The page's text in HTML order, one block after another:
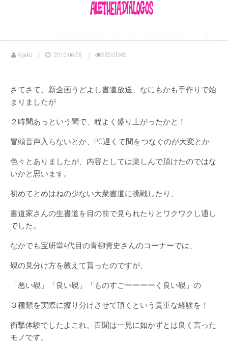
Ayako 2010-06-28 282VIEWS
さてさて、新企画うどよし書道放送、なにもかも手作りで始
まりましたが
２時間あっという間で、程よく盛り上がったかと！
冒頭音声入らないとか、PC遅くて間をつなぐのが大変とか
色々とありましたが、内容としては楽しんで頂けたのではな
いかと思います。
初めてとめはねの少ない大衆書道に挑戦したり、
書道家さんの生書道を目の前で見られたりとワクワクし通し
でした。
なかでも宝研堂4代目の青柳貴史さんのコーナーでは、
硯の見分け方を教えて貰ったのですが、
「悪い硯」「良い硯」「ものすごーーーーく良い硯」の
３種類を実際に擦り分けさせて頂くという貴重な経験を！
衝撃体験でしたよこれ。百聞は一見に如かずとは良く言った
モノです。